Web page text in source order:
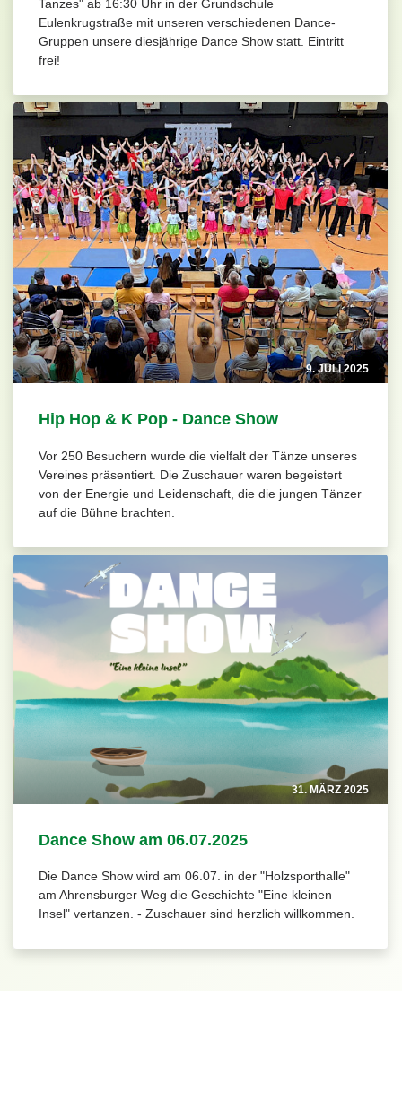
Tanzes" ab 16:30 Uhr in der Grundschule
Eulenkrugstraße mit unseren verschiedenen Dance-
Gruppen unsere diesjährige Dance Show statt. Eintritt
frei!
9. JULI 2025
Hip Hop & K Pop - Dance Show
Vor 250 Besuchern wurde die vielfalt der Tänze unseres
Vereines präsentiert. Die Zuschauer waren begeistert
von der Energie und Leidenschaft, die die jungen Tänzer
auf die Bühne brachten.
31. MÄRZ 2025
Dance Show am 06.07.2025
Die Dance Show wird am 06.07. in der "Holzsporthalle"
am Ahrensburger Weg die Geschichte "Eine kleinen
Insel" vertanzen. - Zuschauer sind herzlich willkommen.